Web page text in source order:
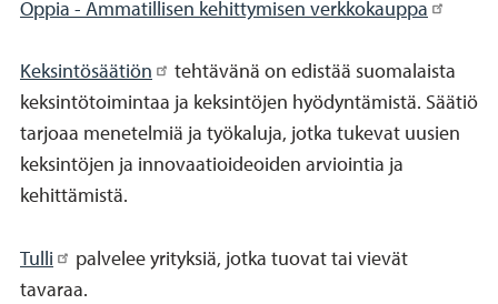
Oppia - Ammatillisen kehittymisen verkkokauppa
Keksintösäätiön
tehtävänä on edistää suomalaista
keksintötoimintaa ja keksintöjen hyödyntämistä. Säätiö
tarjoaa menetelmiä ja työkaluja, jotka tukevat uusien
keksintöjen ja innovaatioideoiden arviointia ja
kehittämistä.
Tulli
palvelee yrityksiä, jotka tuovat tai vievät
tavaraa.